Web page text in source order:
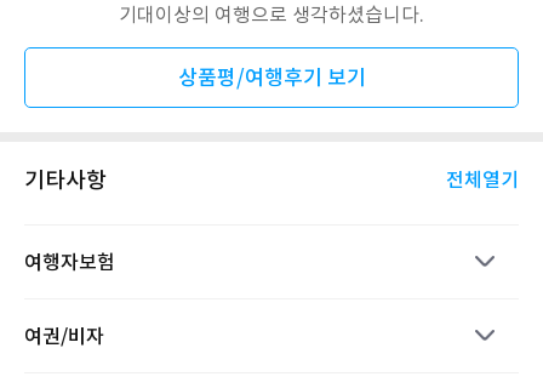
기대이상의 여행으로 생각하셨습니다.
상품평/여행후기 보기
기타사항 전체열기
여행자보험
여권/비자